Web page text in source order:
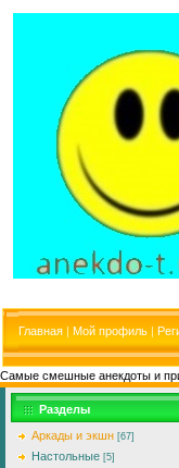
Главная | Мой профиль |
Самые смешные анекдоты и
Разделы
Аркады и экшн [67]
Настольные [5]